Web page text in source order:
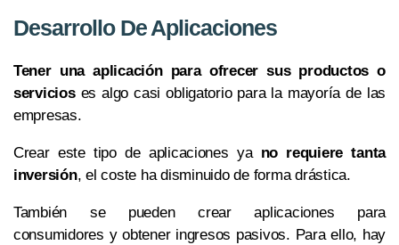
Desarrollo De Aplicaciones
Tener una aplicación para ofrecer sus productos o
servicioses algo casi obligatorio para la mayoría de las
empresas.
Crear este tipo de aplicaciones ya no requiere tanta
inversión, el coste ha disminuido de forma drástica.
También se pueden crear aplicaciones para
consumidores y obtener ingresos pasivos. Para ello, hay